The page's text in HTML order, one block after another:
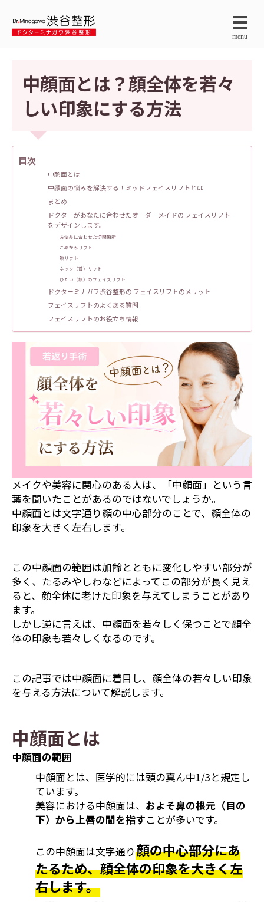
menu
中顔面とは？顔全体を若々
しい印象にする方法
目次
中顔面とは
中顔面の悩みを解決する！ミッドフェイスリフトとは
まとめ
ドクターがあなたに合わせたオーダーメイドの フェイスリフト
をデザインします。
お悩みに合わせた切開箇所
こめかみリフト
頬リフト
ネック（首）リフト
ひたい（額）のフェイスリフト
ドクターミナガワ渋谷整形の フェイスリフトのメリット
フェイスリフトのよくある質問
フェイスリフトのお役立ち情報
メイクや美容に関心のある人は、「中顔面」という言
葉を聞いたことがあるのではないでしょうか。
中顔面とは文字通り顔の中心部分のことで、顔全体の
印象を大きく左右します。
この中顔面の範囲は加齢とともに変化しやすい部分が
多く、たるみやしわなどによってこの部分が長く見え
ると、顔全体に老けた印象を与えてしまうことがあり
ます。
しかし逆に言えば、中顔面を若々しく保つことで顔全
体の印象も若々しくなるのです。
この記事では中顔面に着目し、顔全体の若々しい印象
を与える方法について解説します。
中顔面とは
中顔面の範囲
中顔面とは、医学的には頭の真ん中1/3と規定し
ています。
美容における中顔面は、 およそ鼻の根元（目の
下）から上唇の間を指すことが多いです。
この中顔面は文字通り 顔の中心部分にあ
たるため、顔全体の印象を大きく左
右します。